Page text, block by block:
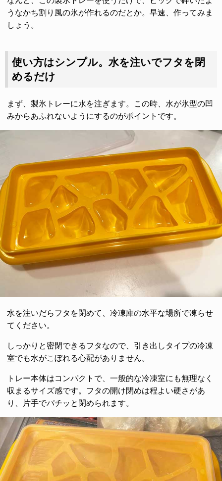
うなかち割り風の氷が作れるのだとか。早速、作ってみま
しょう。
使い方はシンプル。水を注いでフタを閉
めるだけ
まず、製氷トレーに水を注ぎます。この時、水が氷型の凹
みからあふれないようにするのがポイントです。
水を注いだらフタを閉めて、冷凍庫の水平な場所で凍らせ
てください。
しっかりと密閉できるフタなので、引き出しタイプの冷凍
室でも水がこぼれる心配がありません。
トレー本体はコンパクトで、一般的な冷凍室にも無理なく
収まるサイズ感です。フタの開け閉めは程よい硬さがあ
り、片手でパチッと閉められます。